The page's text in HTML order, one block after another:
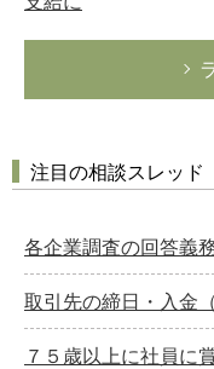
注目の相談スレッド
各企業調査の回答義
取引先の締日・入金
７５歳以上に社員に